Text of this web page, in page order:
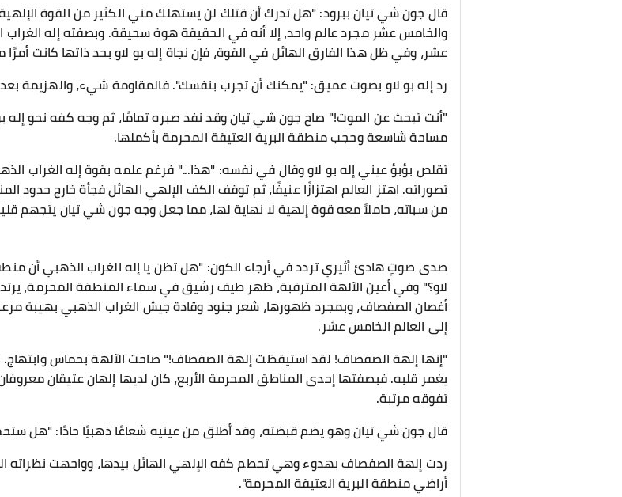
قال جون شي تيان ببرود: "هل تدرك أن قتلك لن يستهلك مني الكثير من القوة
والخامس عشر مجرد عالم واحد، إلا أنه في الحقيقة هوة سحيقة. وبصفته إله
عشر، وفي ظل هذا الفارق الهائل في القوة، فإن نجاة إله بو لاو بحد ذاتها كانت
رد إله بو لاو بصوت عميق: "يمكنك أن تجرب بنفسك". فالمقاومة شيء، والهزيمة
"أنت تبحث عن الموت!" صاح جون شي تيان وقد نفد صبره تمامًا، ثم وجه كفه نحو
مساحة شاسعة وحجب منطقة البرية العتيقة المحرمة بأكملها.
تقلص بؤبؤ عيني إله بو لاو وقال في نفسه: "هذا..." فرغم علمه بقوة إله الغراب
تصوراته. اهتز العالم اهتزازًا عنيفًا، ثم توقف الكف الإلهي الهائل فجأة خارج
من سباته، حاملاً معه قوة إلهية لا نهاية لها، مما جعل وجه جون شي تيان يتجهم
صدى صوتٍ هادئ أثيري تردد في أرجاء الكون: "هل تظن يا إله الغراب الذهبي أن
لاو؟" وفي أعين الآلهة المترقبة، ظهر طيف رشيق في سماء المنطقة المحرمة، يرتدي
أغصان الصفصاف، وبمجرد ظهورها، شعر جنود وقادة جيش الغراب الذهبي بهيبة
إلى العالم الخامس عشر.
"إنها إلهة الصفصاف! لقد استيقظت إلهة الصفصاف!" صاحت الآلهة بحماس وابتهاج.
يغمر قلبه. فبصفتها إحدى المناطق المحرمة الأربع، كان لديها إلهان عتيقان
تفوقه مرتبة.
قال جون شي تيان وهو يضم قبضته، وقد أطلق من عينيه شعاعًا ذهبيًا حادًا: "هل
ردت إلهة الصفصاف بهدوء وهي تحطم كفه الإلهي الهائل بيدها، وواجهت نظراته
أراضي منطقة البرية العتيقة المحرمة".